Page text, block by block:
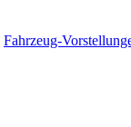
Fahrzeug-